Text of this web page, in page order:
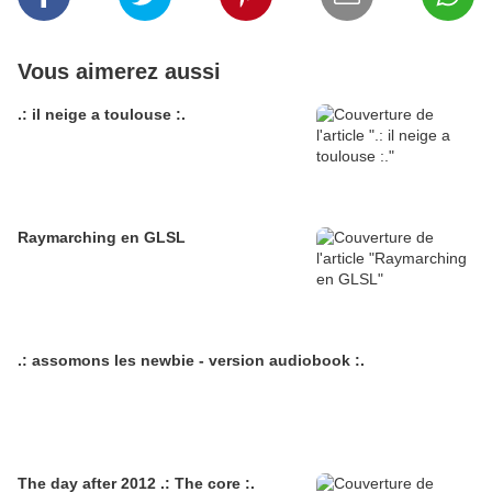
Vous aimerez aussi
.: il neige a toulouse :.
Raymarching en GLSL
.: assomons les newbie - version audiobook :.
The day after 2012 .: The core :.